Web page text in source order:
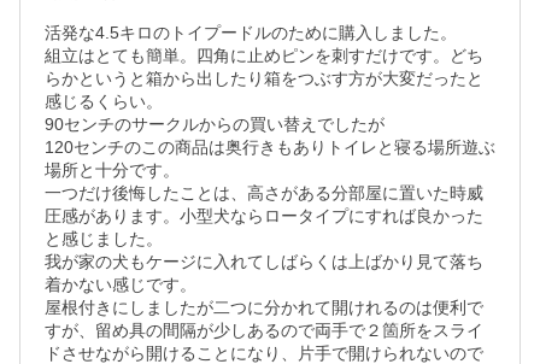
活発な4.5キロのトイプードルのために購入しました。
組立はとても簡単。四角に止めピンを刺すだけです。どち
らかというと箱から出したり箱をつぶす方が大変だったと
感じるくらい。
90センチのサークルからの買い替えでしたが
120センチのこの商品は奥行きもありトイレと寝る場所遊ぶ
場所と十分です。
一つだけ後悔したことは、高さがある分部屋に置いた時威
圧感があります。小型犬ならロータイプにすれば良かった
と感じました。
我が家の犬もケージに入れてしばらくは上ばかり見て落ち
着かない感じです。
屋根付きにしましたが二つに分かれて開けれるのは便利で
すが、留め具の間隔が少しあるので両手で２箇所をスライ
ドさせながら開けることになり、片手で開けられないので